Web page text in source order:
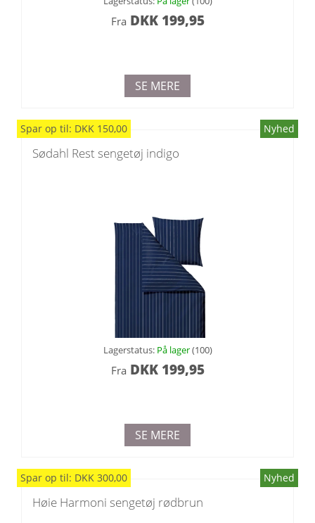
Fra DKK199,95
SE MERE
Spar op til: DKK 150,00 Nyhed
Sødahl Rest sengetøj indigo
Lagerstatus: På lager(100)
Fra DKK199,95
SE MERE
Spar op til: DKK 300,00 Nyhed
Høie Harmoni sengetøj rødbrun